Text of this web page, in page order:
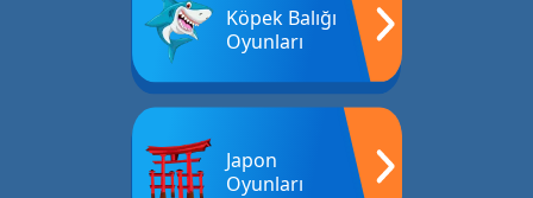
Köpek Balığı
Oyunları
Japon
Oyunları